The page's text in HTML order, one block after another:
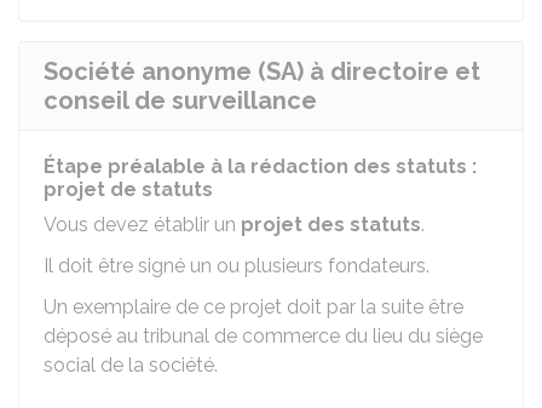
Société anonyme (SA) à directoire et
conseil de surveillance
Étape préalable à la rédaction des statuts :
projet de statuts
Vous devez établir un projet des statuts.
Il doit être signé un ou plusieurs fondateurs.
Un exemplaire de ce projet doit par la suite être
déposé au tribunal de commerce du lieu du siège
social de la société.